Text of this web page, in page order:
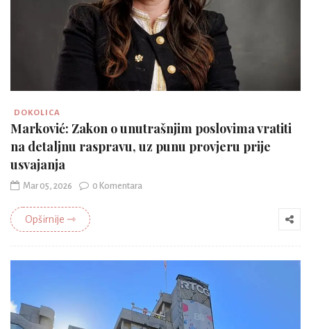
DOKOLICA
Marković: Zakon o unutrašnjim poslovima vratiti
na detaljnu raspravu, uz punu provjeru prije
usvajanja
Mar 05, 2026 0 Komentara
Opširnije ⇾